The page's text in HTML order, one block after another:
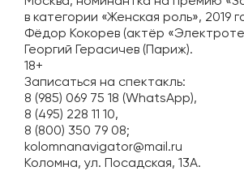
в категории «Женская роль», 2019
Фёдор Кокорев (актёр
Георгий Герасичев (Париж).
18+
Записаться на спектакль:
8 (985) 069 75 18 (WhatsApp),
8 (495) 228 11 10,
8 (800) 350 79 08;
kolomnanavigator@mail.ru
Коломна, ул. Посадская, 13А.